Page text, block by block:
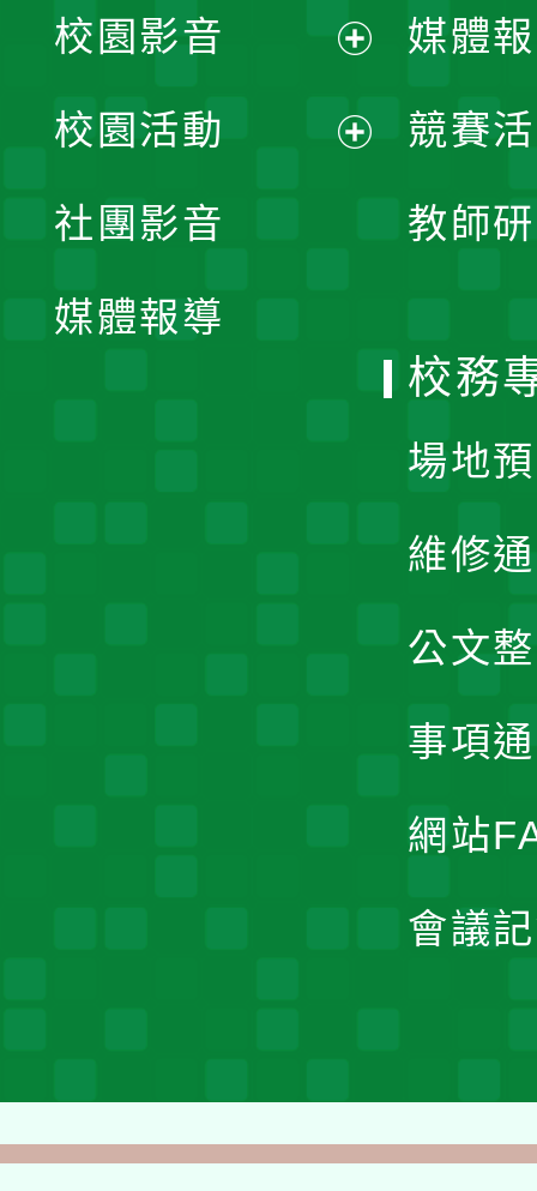
媒體
競賽
教師
校園影音
開
校園活動
社團影音
媒體報導
校務
場地
維修
公文
事項
網站
會議